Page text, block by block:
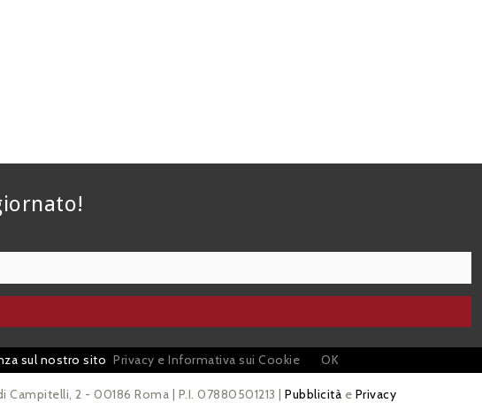
Campitelli, 2 - 00186 Roma | P.I. 07880501213 | Pubblicità e Privacy
sul nostro sito Privacy e Informativa sui Cookie OK